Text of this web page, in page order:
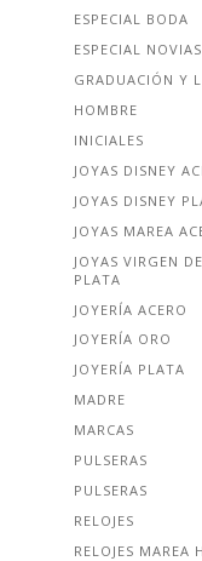
ESPECIAL BODA
ESPECIAL NOVIAS
GRADUACIÓN Y
HOMBRE
INICIALES
JOYAS DISNEY
JOYAS DISNEY
JOYAS MAREA
JOYAS VIRGEN
PLATA
JOYERÍA ACERO
JOYERÍA ORO
JOYERÍA PLATA
MADRE
MARCAS
PULSERAS
PULSERAS
RELOJES
RELOJES MAREA